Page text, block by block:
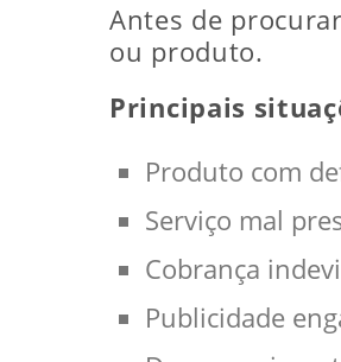
Antes de
ou produto.
Principais
Produto com
Serviço mal
Cobrança
Publicidade